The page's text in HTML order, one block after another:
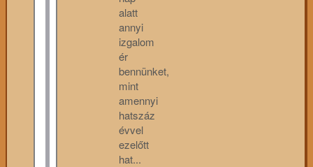
alatt
annyi
izgalom
ér
bennünket,
mint
amennyi
hatszáz
évvel
ezelőtt
hat...